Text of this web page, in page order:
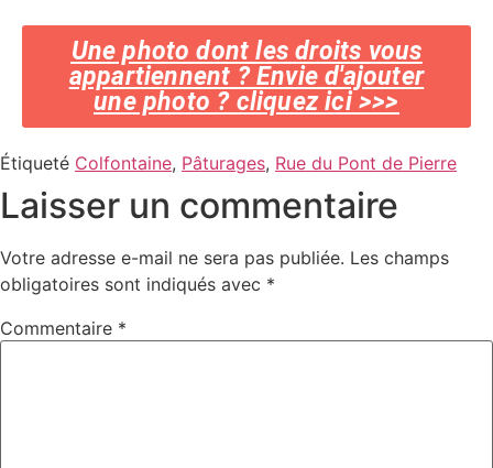
Une photo dont les droits vous
appartiennent ? Envie d'ajouter
une photo ? cliquez ici >>>
Étiqueté Colfontaine, Pâturages, Rue du Pont de Pierre
Laisser un commentaire
Votre adresse e-mail ne sera pas publiée. Les champs
obligatoires sont indiqués avec *
Commentaire *